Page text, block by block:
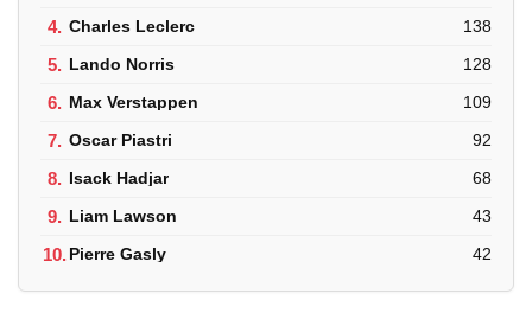
4. Charles Leclerc 138
5. Lando Norris 128
6. Max Verstappen 109
7. Oscar Piastri 92
8. Isack Hadjar 68
9. Liam Lawson 43
10.Pierre Gasly 42